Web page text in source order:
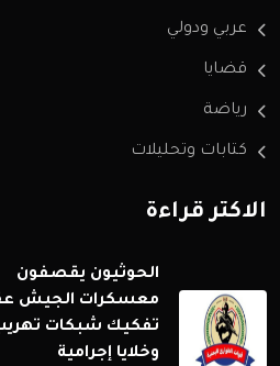
عربي ودولي
قضايا
رياضة
كتابات وتحليلات
الاكثر قراءة
الحوثيون يقصفون
معسكرات الجيش
تفكيك شبكات
وخلايا إجرامية